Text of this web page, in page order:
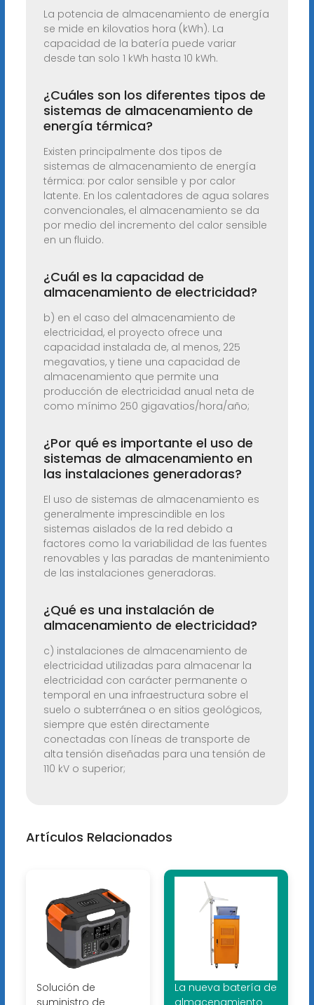
La potencia de almacenamiento de energía
se mide en kilovatios hora (kWh). La
capacidad de la batería puede variar
desde tan solo 1 kWh hasta 10 kWh.
¿Cuáles son los diferentes tipos de
sistemas de almacenamiento de
energía térmica?
Existen principalmente dos tipos de
sistemas de almacenamiento de energía
térmica: por calor sensible y por calor
latente. En los calentadores de agua solares
convencionales, el almacenamiento se da
por medio del incremento del calor sensible
en un fluido.
¿Cuál es la capacidad de
almacenamiento de electricidad?
b) en el caso del almacenamiento de
electricidad, el proyecto ofrece una
capacidad instalada de, al menos, 225
megavatios, y tiene una capacidad de
almacenamiento que permite una
producción de electricidad anual neta de
como mínimo 250 gigavatios/hora/año;
¿Por qué es importante el uso de
sistemas de almacenamiento en
las instalaciones generadoras?
El uso de sistemas de almacenamiento es
generalmente imprescindible en los
sistemas aislados de la red debido a
factores como la variabilidad de las fuentes
renovables y las paradas de mantenimiento
de las instalaciones generadoras.
¿Qué es una instalación de
almacenamiento de electricidad?
c) instalaciones de almacenamiento de
electricidad utilizadas para almacenar la
electricidad con carácter permanente o
temporal en una infraestructura sobre el
suelo o subterránea o en sitios geológicos,
siempre que estén directamente
conectadas con líneas de transporte de
alta tensión diseñadas para una tensión de
110 kV o superior;
Artículos Relacionados
Solución de
suministro de
La nueva batería de
almacenamiento